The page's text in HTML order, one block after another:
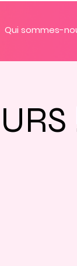
Qui sommes-